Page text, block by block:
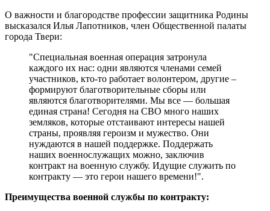
О важности и благородстве профессии защитника Родины
высказался Илья Лапотников, член Общественной палаты
города Твери:
"Специальная военная операция затронула
каждого их нас: одни являются членами семей
участников, кто-то работает волонтером, другие –
формируют благотворительные сборы или
являются благотворителями. Мы все — большая
единая страна! Сегодня на СВО много наших
земляков, которые отстаивают интересы нашей
страны, проявляя героизм и мужество. Они
нуждаются в нашей поддержке. Поддержать
наших военнослужащих можно, заключив
контракт на военную службу. Идущие служить по
контракту — это герои нашего времени!".
Преимущества военной службы по контракту: